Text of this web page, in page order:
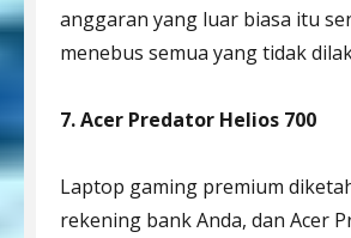
anggaran yang luar biasa itu
menebus semua yang tidak
7. Acer Predator Helios 700
Laptop gaming premium
rekening bank Anda, dan Acer